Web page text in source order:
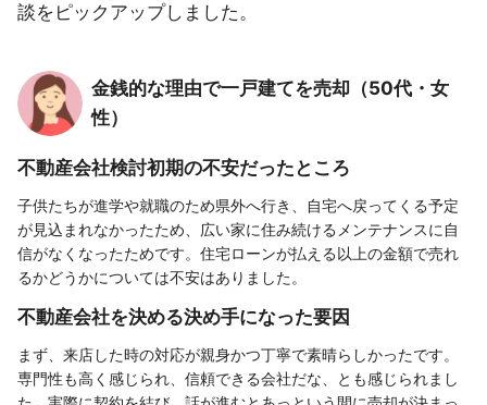
談をピックアップしました。
金銭的な理由で一戸建てを売却（50代・女
性）
不動産会社検討初期の不安だったところ
子供たちが進学や就職のため県外へ行き、自宅へ戻ってくる予定
が見込まれなかったため、広い家に住み続けるメンテナンスに自
信がなくなったためです。住宅ローンが払える以上の金額で売れ
るかどうかについては不安はありました。
不動産会社を決める決め手になった要因
まず、来店した時の対応が親身かつ丁寧で素晴らしかったです。
専門性も高く感じられ、信頼できる会社だな、とも感じられまし